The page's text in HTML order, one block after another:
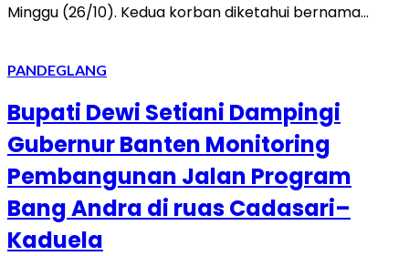
Minggu (26/10). Kedua korban diketahui bernama...
PANDEGLANG
Bupati Dewi Setiani Dampingi
Gubernur Banten Monitoring
Pembangunan Jalan Program
Bang Andra di ruas Cadasari–
Kaduela